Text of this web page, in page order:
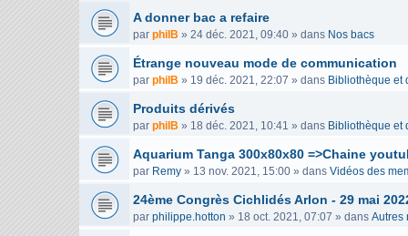
A donner bac a refaire
par philB » 24 déc. 2021, 09:40 » dans Nos bacs
Étrange nouveau mode de communication
par philB » 19 déc. 2021, 22:07 » dans Bibliothèque et
Produits dérivés
par philB » 18 déc. 2021, 10:41 » dans Bibliothèque et
Aquarium Tanga 300x80x80 =>Chaine
par Remy » 13 nov. 2021, 15:00 » dans Vidéos des
24ème Congrès Cichlidés Arlon - 29 mai
par philippe.hotton » 18 oct. 2021, 07:07 » dans Autres